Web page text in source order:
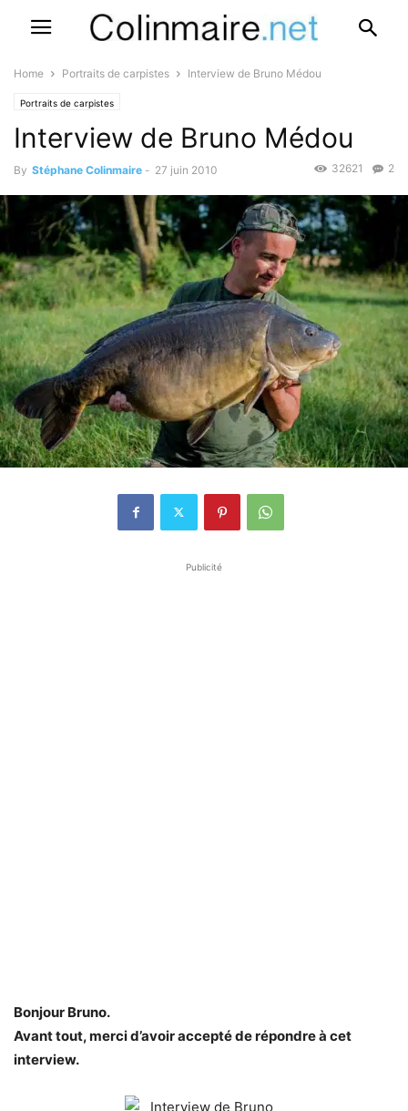
Home Portraits de carpistes Interview de Bruno Médou
Portraits de carpistes
Interview de Bruno Médou
By Stéphane Colinmaire - 27 juin 2010 2
32621
Publicité
Bonjour Bruno.
Avant tout, merci d’avoir accepté de répondre à cet
interview.